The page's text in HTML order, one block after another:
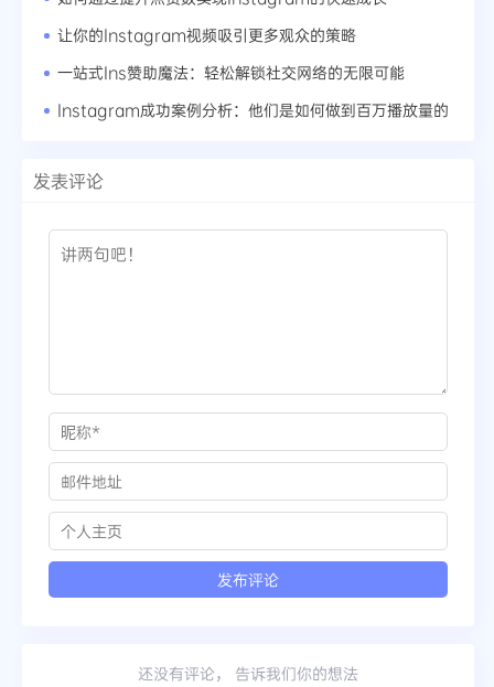
让你的Instagram视频吸引更多观众的策略
一站式Ins赞助魔法：轻松解锁社交网络的无限可能
Instagram成功案例分析：他们是如何做到百万播放量的
发表评论
还没有评论， 告诉我们你的想法